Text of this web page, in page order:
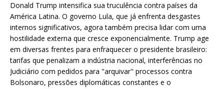
Donald Trump intensifica sua truculência contra países da
América Latina. O governo Lula, que já enfrenta desgastes
internos significativos, agora também precisa lidar com uma
hostilidade externa que cresce exponencialmente. Trump age
em diversas frentes para enfraquecer o presidente brasileiro:
tarifas que penalizam a indústria nacional, interferências no
Judiciário com pedidos para "arquivar" processos contra
Bolsonaro, pressões diplomáticas constantes e o